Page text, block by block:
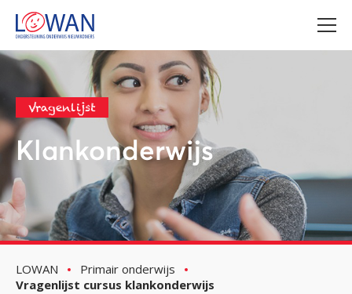
Vragenlijst
Klankonderwijs
LOWAN
Primair onderwijs
Vragenlijst cursus klankonderwijs